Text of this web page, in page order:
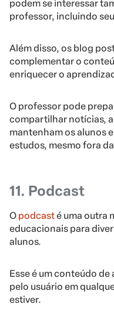
podem se interessar
professor, incluindo
Além disso, os blog
complementar o
enriquecer o
O professor pode
compartilhar notícias,
mantenham os alunos
estudos, mesmo fora da
11. Podcast
O podcasté uma outra
educacionais para
alunos.
Esse é um conteúdo
pelo usuário em
estiver.